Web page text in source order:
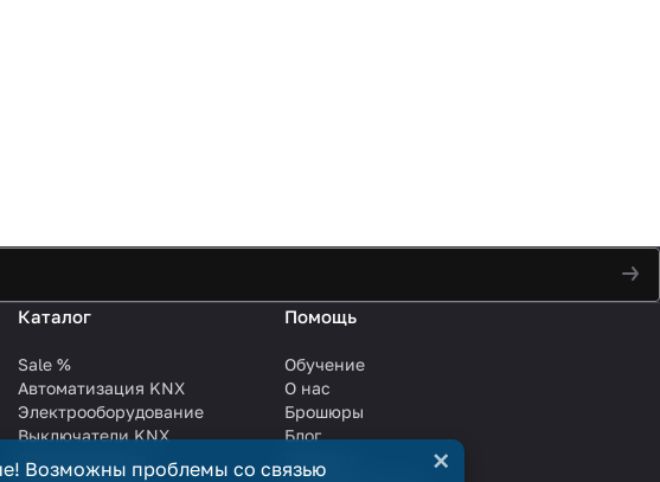
Каталог
Sale %
Автоматизация KNX
Электрооборудование
Выключатели KNX
Производители
Помощь
Обучение
О нас
Брошюры
Блог
Возможны проблемы со связью ×